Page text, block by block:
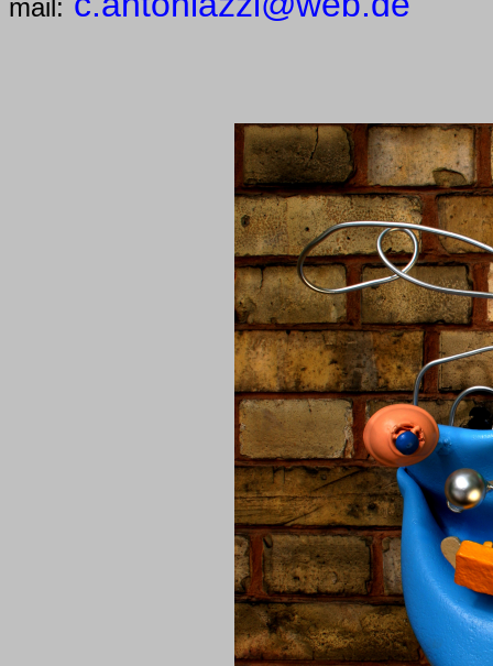
mail: